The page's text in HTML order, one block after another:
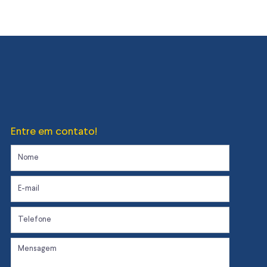
Entre em contato!